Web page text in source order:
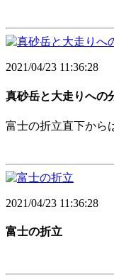
2021/04/23 11:36:28
真砂岳と大走りへの
富士の折立直下から
2021/04/23 11:36:28
富士の折立